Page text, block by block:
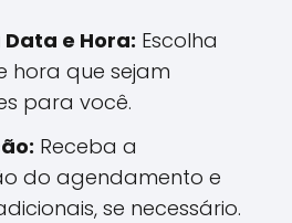
e Hora: Escolha
hora que sejam
para você.
Receba a
do agendamento e
se necessário.